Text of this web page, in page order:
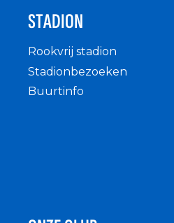
STADION
Rookvrij stadion
Stadionbezoeken
Buurtinfo